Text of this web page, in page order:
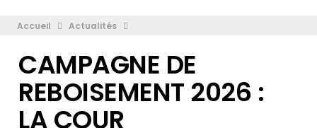
Accueil Actualités
CAMPAGNE DE
REBOISEMENT 2026 :
LA COUR